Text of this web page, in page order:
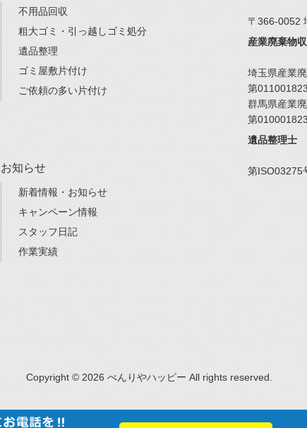
不用品回収
粗大ゴミ・引っ越しゴミ処分
遺品整理
ゴミ屋敷片付け
ご依頼の多い片付け
お知らせ
新着情報・お知らせ
キャンペーン情報
スタッフ日記
作業実績
〒366-0052
産業廃棄物
埼玉県産業
第
群馬県産業
第
遺品整理士
第ISO03275
Copyright © 2026 べんりやハッピー All rights reserved.